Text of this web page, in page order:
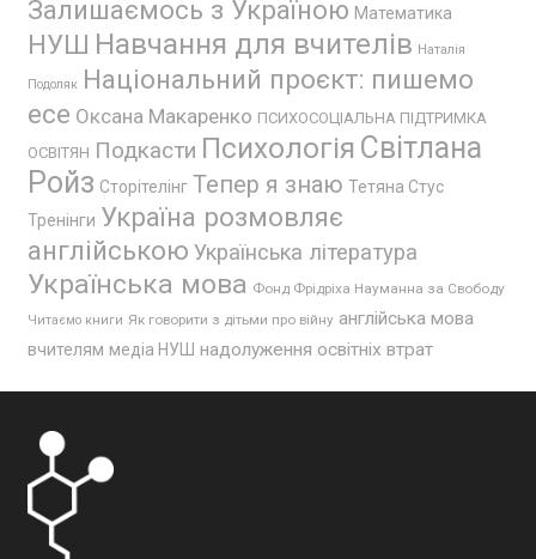
Залишаємось з Україною Математика
НУШ Навчання для вчителів Наталія
Подоляк Національний проєкт: пишемо
есе Оксана Макаренко ПСИХОСОЦІАЛЬНА ПІДТРИМКА
ОСВІТЯН Подкасти Психологія Світлана
Ройз Сторітелінг Тепер я знаю Тетяна Стус
Тренінги Україна розмовляє
англійською Українська література
Українська мова Фонд Фрідріха Науманна за Свободу
Читаємо книги Як говорити з дітьми про війну англійська мова
вчителям медіа НУШ надолуження освітніх втрат